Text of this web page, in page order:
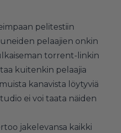
pelitestiin
pelaajien onkin
torrent-linkin
kuitenkin pelaajia
kanavista löytyviä
ei voi taata näiden
jakelevansa kaikki